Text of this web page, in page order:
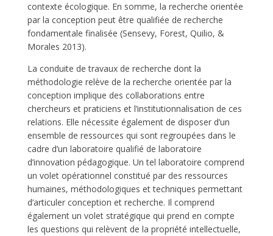
contexte écologique. En somme, la recherche orientée
par la conception peut être qualifiée de recherche
fondamentale finalisée (Sensevy, Forest, Quilio, &
Morales 2013).
La conduite de travaux de recherche dont la
méthodologie relève de la recherche orientée par la
conception implique des collaborations entre
chercheurs et praticiens et l’institutionnalisation de ces
relations. Elle nécessite également de disposer d’un
ensemble de ressources qui sont regroupées dans le
cadre d’un laboratoire qualifié de laboratoire
d’innovation pédagogique. Un tel laboratoire comprend
un volet opérationnel constitué par des ressources
humaines, méthodologiques et techniques permettant
d’articuler conception et recherche. Il comprend
également un volet stratégique qui prend en compte
les questions qui relèvent de la propriété intellectuelle,